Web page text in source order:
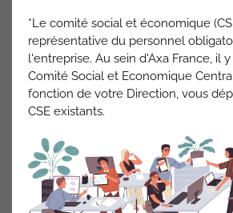
novembre qui n’ont pas compensé le
Nous notons qu’il y a encore12
de mars et 12 postes ouverts et non
pourvus.Nous pourrions donc atteindre
effectif potentiellement en adéquation
travail si des départs ne surviennent
Cfdtreconnait quand même que
impact positif sur le moral des
Sur le plan d’actions durables, des
*Le comité social et économique
représentative du personnel
l'entreprise. Au sein d'Axa France, il y
Comité Social et Economique Central
fonction de votre Direction, vous
CSE existants.